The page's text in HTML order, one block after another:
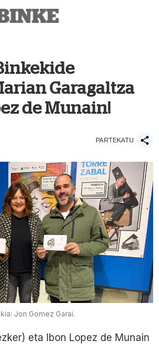
Garagaltza
de Munain!
PARTEKATU
Jon Gomez Garai.
eta Ibon Lopez de Munain